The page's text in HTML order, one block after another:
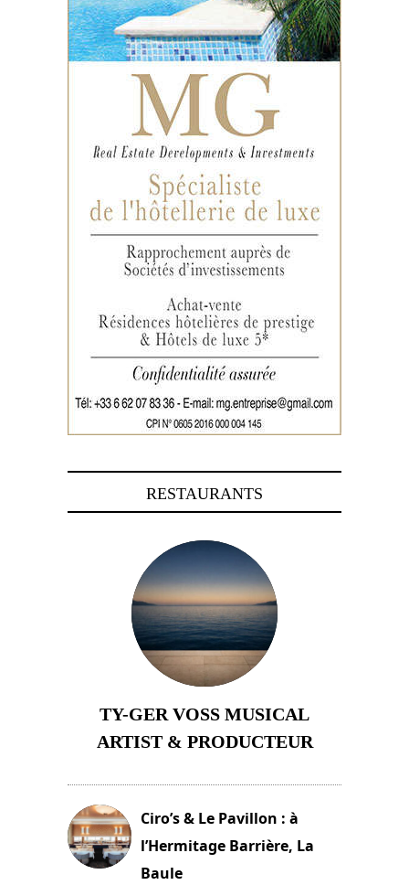
RESTAURANTS
TY-GER VOSS MUSICAL
ARTIST & PRODUCTEUR
Ciro’s & Le Pavillon : à
l’Hermitage Barrière, La
Baule